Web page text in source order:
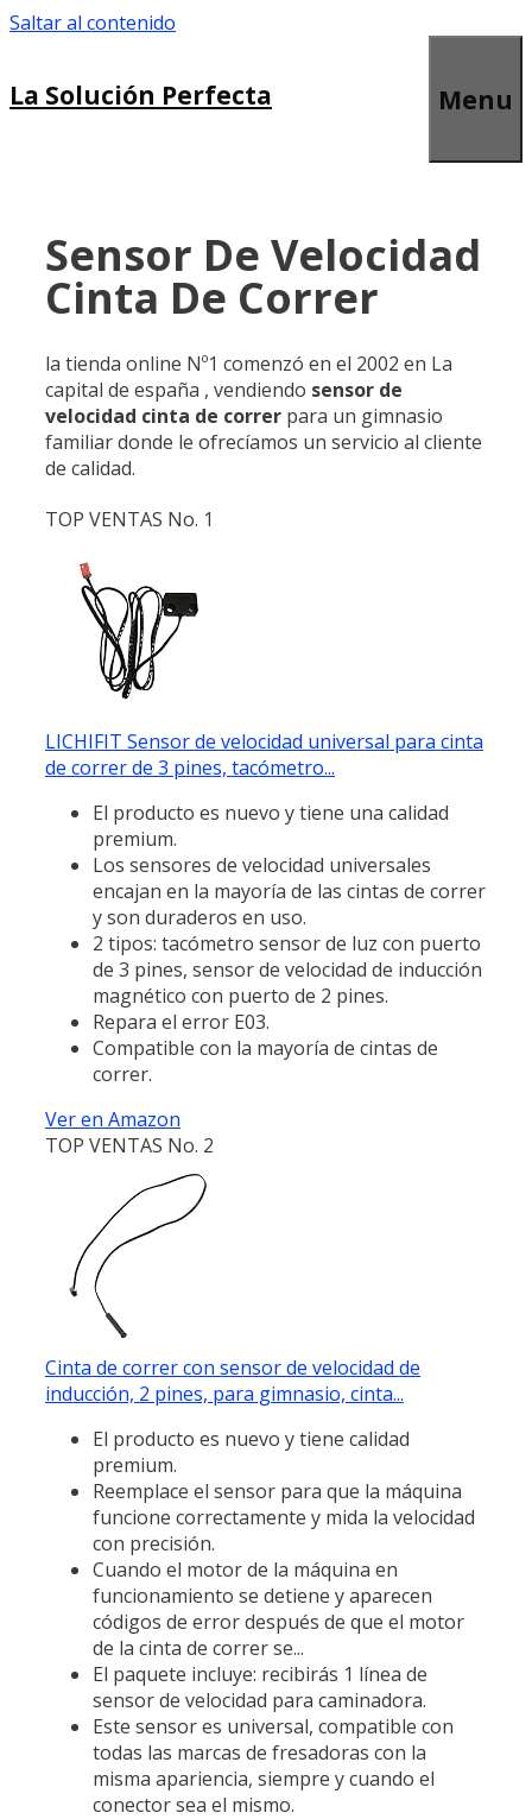
Saltar al contenido
La Solución Perfecta Menu
Sensor De Velocidad
Cinta De Correr
la tienda online Nº1 comenzó en el 2002 en La
capital de españa , vendiendo sensor de
velocidad cinta de correr para un gimnasio
familiar donde le ofrecíamos un servicio al cliente
de calidad.
TOP VENTAS No. 1
LICHIFIT Sensor de velocidad universal para cinta
de correr de 3 pines, tacómetro...
El producto es nuevo y tiene una calidad
premium.
Los sensores de velocidad universales
encajan en la mayoría de las cintas de correr
y son duraderos en uso.
2 tipos: tacómetro sensor de luz con puerto
de 3 pines, sensor de velocidad de inducción
magnético con puerto de 2 pines.
Repara el error E03.
Compatible con la mayoría de cintas de
correr.
Ver en Amazon
TOP VENTAS No. 2
Cinta de correr con sensor de velocidad de
inducción, 2 pines, para gimnasio, cinta...
El producto es nuevo y tiene calidad
premium.
Reemplace el sensor para que la máquina
funcione correctamente y mida la velocidad
con precisión.
Cuando el motor de la máquina en
funcionamiento se detiene y aparecen
códigos de error después de que el motor
de la cinta de correr se...
El paquete incluye: recibirás 1 línea de
sensor de velocidad para caminadora.
Este sensor es universal, compatible con
todas las marcas de fresadoras con la
misma apariencia, siempre y cuando el
conector sea el mismo.